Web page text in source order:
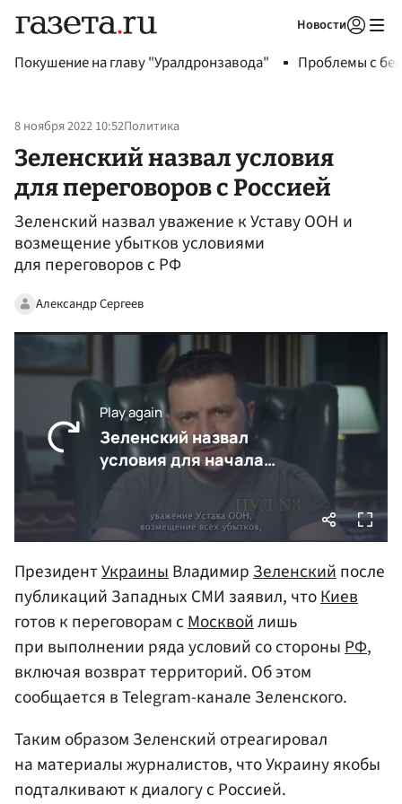
Новости
Покушение на главу "Уралдронзавода" Проблемы с
8 ноября 2022 10:52Политика
Зеленский назвал условия
для переговоров с Россией
Зеленский назвал уважение к Уставу ООН и
возмещение убытков условиями
для переговоров с РФ
Александр Сергеев
ПрезидентУкраиныВладимирЗеленскийпосле
публикаций Западных СМИ заявил, чтоКиев
готов к переговорам сМосквойлишь
при выполнении ряда условий со стороныРФ,
включая возврат территорий. Об этом
сообщается в Telegram-канале Зеленского.
Таким образом Зеленский отреагировал
на материалы журналистов, что Украину якобы
подталкивают к диалогу с Россией.